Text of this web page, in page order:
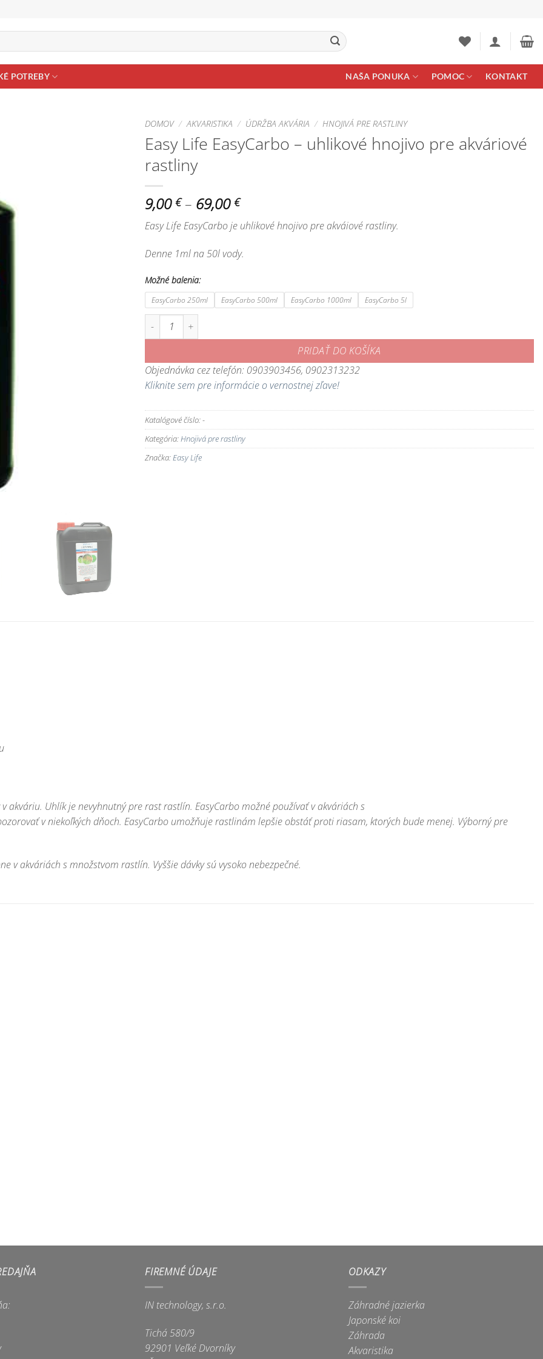
POTREBY NAŠA PONUKA POMOC KONTAKT
DOMOV / AKVARISTIKA / ÚDRŽBA AKVÁRIA / HNOJIVÁ PRE RASTLINY
Easy Life EasyCarbo – uhlikové hnojivo pre akváriové
rastliny
9,00 € – 69,00 €Price
range:
9,00 €
through
69,00 €
Easy Life EasyCarbo je uhlikové hnojivo pre akváiové rastliny.
Denne 1ml na 50l vody.
Možné balenia:
EasyCarbo 250ml EasyCarbo 500ml EasyCarbo 1000ml EasyCarbo 5l
množstvo Easy Life EasyCarbo - uhlikové hnojivo pre akváriové rastliny
PRIDAŤ DO KOŠÍKA
Objednávka cez telefón: 0903903456, 0902313232
Kliknite sem pre informácie o vernostnej zľave!
Katalógové číslo:-
Kategória:Hnojivá pre rastliny
Značka:Easy Life
v akváriu. Uhlíkjenevyhnutný pre rastrastlín. EasyCarbomožné používať vakváriách s
v niekoľkých dňoch. EasyCarbo umožňujerastlinám lepšie obstáťprotiriasam, ktorých budemenej. Výbornýpre
vakváriách smnožstvom rastlín. Vyššie dávkysú vysokonebezpečné.
FIREMNÉ ÚDAJE
IN technology, s.r.o.
Tichá 580/9
92901 Veľké Dvorníky
ODKAZY
Záhradné jazierka
Japonské koi
Záhrada
Akvaristika